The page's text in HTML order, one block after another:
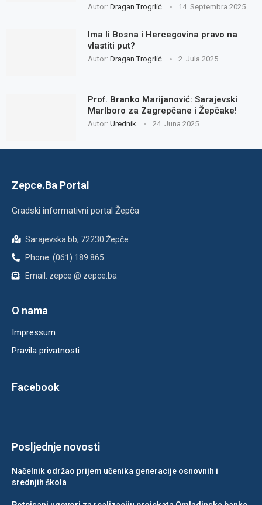
Autor: Dragan Trogrlić 14. Septembra 2025.
Ima li Bosna i Hercegovina pravo na
vlastiti put?
Autor: Dragan Trogrlić 2. Jula 2025.
Prof. Branko Marijanović: Sarajevski
Marlboro za Zagrepčane i Žepčake!
Autor: Urednik 24. Juna 2025.
Zepce.Ba Portal
Gradski informativni portal Žepča
Sarajevska bb, 72230 Žepče
Phone: (061) 189 865
Email: zepce @ zepce.ba
O nama
Impressum
Pravila privatnosti
Facebook
Posljednje novosti
Načelnik održao prijem učenika generacije osnovnih i
srednjih škola